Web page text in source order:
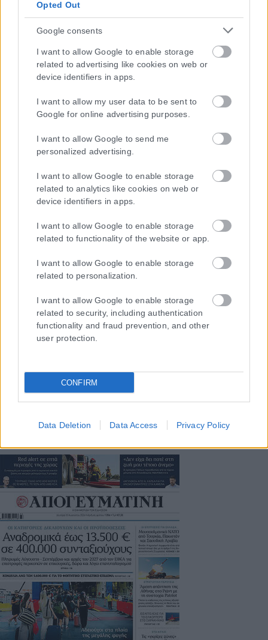
Opted Out
Google consents
I want to allow Google to enable storage
related to advertising like cookies on web or
device identifiers in apps.
I want to allow my user data to be sent to
Google for online advertising purposes.
I want to allow Google to send me
personalized advertising.
I want to allow Google to enable storage
related to analytics like cookies on web or
device identifiers in apps.
I want to allow Google to enable storage
related to functionality of the website or app.
I want to allow Google to enable storage
related to personalization.
I want to allow Google to enable storage
related to security, including authentication
functionality and fraud prevention, and other
user protection.
CONFIRM
Data Deletion Data Access Privacy Policy
Η εταιρεία με την επωνυμία “POLITICAL MEDIA GROUP A.E.” και κατ’
επέκταση η ιστοσελίδα που κατέχει αυτή “www.karfitsa.gr”
αντιμετώπιση του παράνομου περιεχομένου στο διαδίκτυο (L 63).